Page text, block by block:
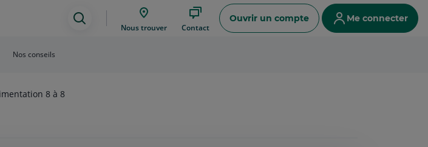
Assistance
Nous trouver Contact
Ouvrir un compte Me connecter
Nos conseils
8 à 8